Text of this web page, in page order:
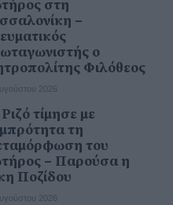
στη
–
ο
Φιλόθεος
2026
τίμησε με
τη
του
– Παρούσα η
Ποζίδου
2026